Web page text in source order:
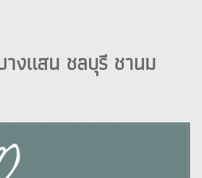
งแสน ชลบุรี ชานม